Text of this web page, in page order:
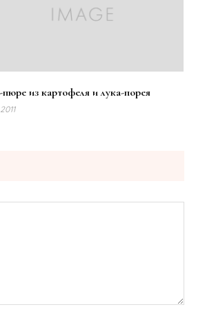
из картофеля и лука-порея